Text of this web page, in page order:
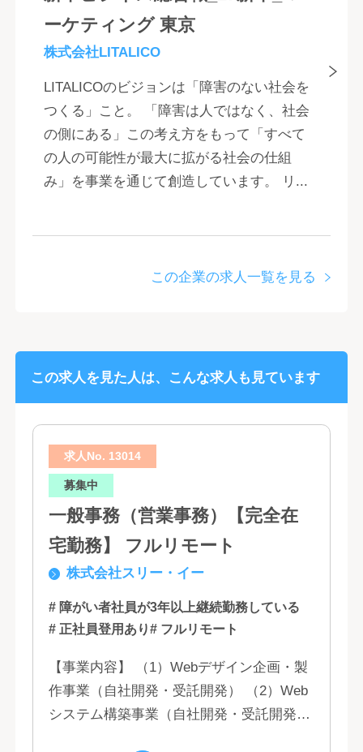
ーケティング 東京
株式会社LITALICO
LITALICOのビジョンは「障害のない社会を
つくる」こと。 「障害は人ではなく、社会
の側にある」この考え方をもって「すべて
の人の可能性が最大に拡がる社会の仕組
み」を事業を通じて創造しています。 リ...
この企業の求人一覧を見る
この求人を見た人は、こんな求人も見ています
求人No. 13014
募集中
一般事務（営業事務）【完全在
宅勤務】 フルリモート
株式会社スリー・イー
# 障がい者社員が3年以上継続勤務している
# 正社員登用あり# フルリモート
【事業内容】 （1）Webデザイン企画・製
作事業（自社開発・受託開発） （2）Web
システム構築事業（自社開発・受託開発）